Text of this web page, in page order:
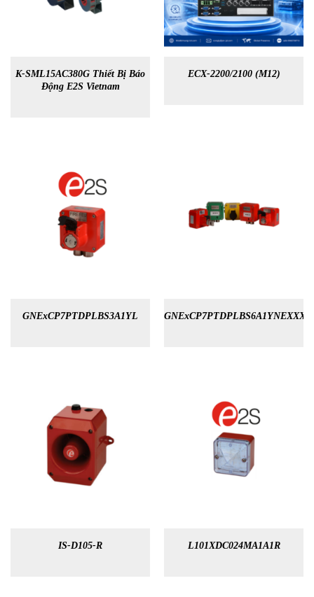
K-SML15AC380G Thiết Bị Báo
Động E2S Vietnam
ECX-2200/2100 (M12)
GNExCP7PTDPLBS3A1YL GNExCP7PTDPLBS6A1YNEXXXR
IS-D105-R L101XDC024MA1A1R